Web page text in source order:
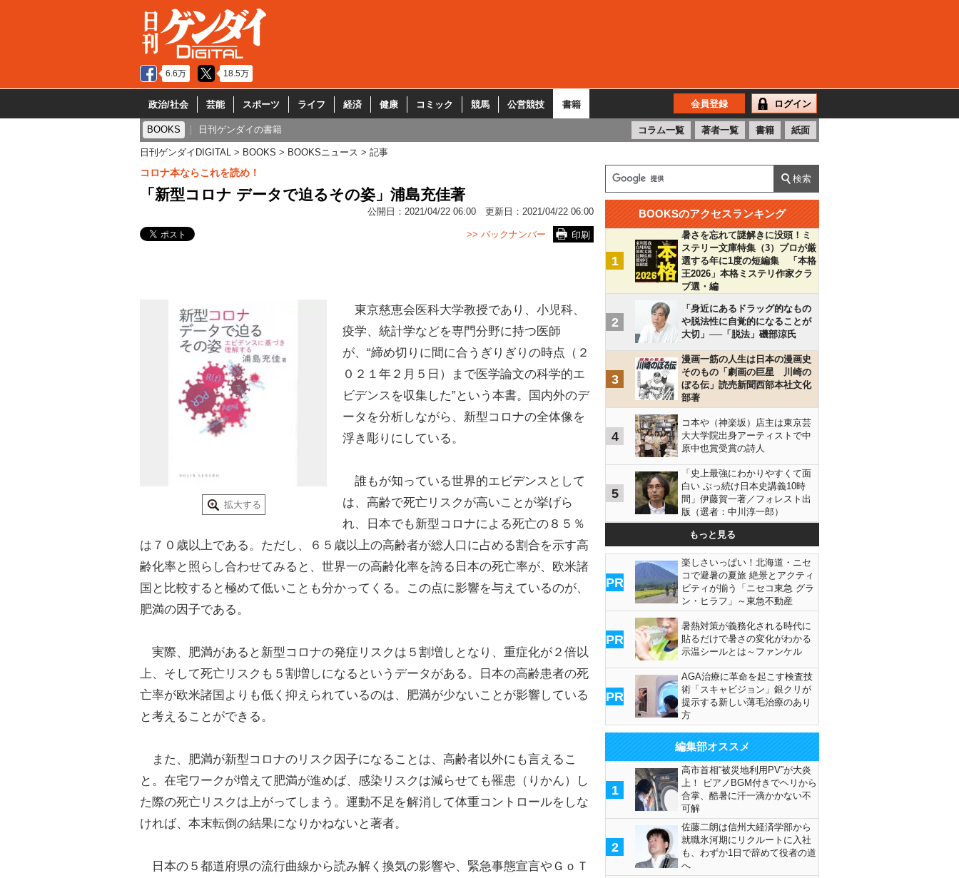
6.6万 18.5万
政治/社会 芸能 スポーツ ライフ 経済 健康 コミック 競馬 公営競技 書籍 会員登録 ログイン
BOOKS 日刊ゲンダイの書籍 コラム一覧 著者一覧 書籍 紙面
日刊ゲンダイDIGITAL BOOKS BOOKSニュース 記事
コロナ本ならこれを読め！
「新型コロナ データで迫るその姿」浦島充佳著
公開日： 2021/04/22 06:00 更新日： 2021/04/22 06:00
印刷
>> バックナンバー
拡大する
東京慈恵会医科大学教授であり、小児科、
疫学、統計学などを専門分野に持つ医師
が、“締め切りに間に合うぎりぎりの時点（２
０２１年２月５日）まで医学論文の科学的エ
ビデンスを収集した”という本書。国内外のデ
ータを分析しながら、新型コロナの全体像を
浮き彫りにしている。
誰もが知っている世界的エビデンスとして
は、高齢で死亡リスクが高いことが挙げら
れ、日本でも新型コロナによる死亡の８５％
は７０歳以上である。ただし、６５歳以上の高齢者が総人口に占める割合を示す高
齢化率と照らし合わせてみると、世界一の高齢化率を誇る日本の死亡率が、欧米諸
国と比較すると極めて低いことも分かってくる。この点に影響を与えているのが、
肥満の因子である。
実際、肥満があると新型コロナの発症リスクは５割増しとなり、重症化が２倍以
上、そして死亡リスクも５割増しになるというデータがある。日本の高齢患者の死
亡率が欧米諸国よりも低く抑えられているのは、肥満が少ないことが影響している
と考えることができる。
また、肥満が新型コロナのリスク因子になることは、高齢者以外にも言えるこ
と。在宅ワークが増えて肥満が進めば、感染リスクは減らせても罹患（りかん）し
た際の死亡リスクは上がってしまう。運動不足を解消して体重コントロールをしな
ければ、本末転倒の結果になりかねないと著者。
日本の５都道府県の流行曲線から読み解く換気の影響や、緊急事態宣言やＧｏＴ
BOOKSのアクセスランキング
1
暑さを忘れて謎解きに没頭！ミ
ステリー文庫特集（3）プロが厳
選する年に1度の短編集 「本格
王2026」本格ミステリ作家クラ
ブ選・編
2
「身近にあるドラッグ的なもの
や脱法性に自覚的になることが
大切」──「脱法」磯部涼氏
3
漫画一筋の人生は日本の漫画史
そのもの「劇画の巨星 川崎の
ぼる伝」読売新聞西部本社文化
部著
4
コ本や（神楽坂）店主は東京芸
大大学院出身アーティストで中
原中也賞受賞の詩人
5
「史上最強にわかりやすくて面
白い ぶっ続け日本史講義10時
間」伊藤賀一著／フォレスト出
版（選者：中川淳一郎）
もっと見る
PR
楽しさいっぱい！北海道・ニセ
コで避暑の夏旅 絶景とアクティ
ビティが揃う「ニセコ東急 グラ
ン・ヒラフ」～東急不動産
PR
暑熱対策が義務化される時代に
貼るだけで暑さの変化がわかる
示温シールとは～ファンケル
PR
AGA治療に革命を起こす検査技
術「スキャビジョン」銀クリが
提示する新しい薄毛治療のあり
方
編集部オススメ
1
高市首相“被災地利用PV”が大炎
上！ ピアノBGM付きでヘリから
合掌、酷暑に汗一滴かかない不
可解
2
佐藤二朗は信州大経済学部から
就職氷河期にリクルートに入社
も、わずか1日で辞めて役者の道
へ